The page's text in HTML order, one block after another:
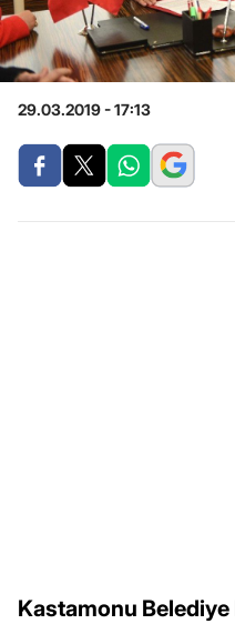
29.03.2019 - 17:13
Kastamonu Belediye